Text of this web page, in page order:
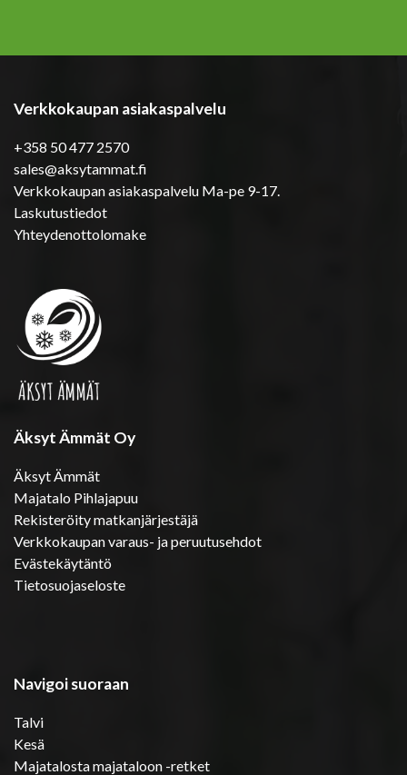
Verkkokaupan asiakaspalvelu
+358 50 477 2570
sales@aksytammat.fi
Verkkokaupan asiakaspalvelu Ma-pe 9-17.
Laskutustiedot
Yhteydenottolomake
Äksyt Ämmät Oy
Äksyt Ämmät
Majatalo Pihlajapuu
Rekisteröity matkanjärjestäjä
Verkkokaupan varaus- ja peruutusehdot
Evästekäytäntö
Tietosuojaseloste
Navigoi suoraan
Talvi
Kesä
Majatalosta majataloon -retket